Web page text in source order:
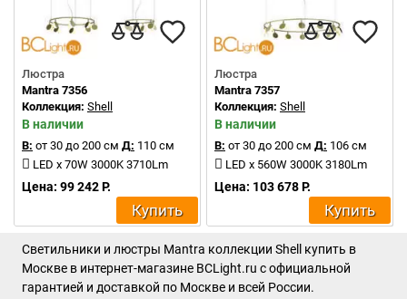
Люстра
Mantra 7356
Коллекция: Shell
В наличии
В: от 30 до 200 см Д: 110 см
LED x 70W 3000K 3710Lm
Цена: 99 242 Р.
Купить
Люстра
Mantra 7357
Коллекция: Shell
В наличии
В: от 30 до 200 см Д: 106 см
LED x 560W 3000K 3180Lm
Цена: 103 678 Р.
Купить
Светильники и люстры Mantra коллекции Shell купить в
Москве в интернет-магазине BCLight.ru с официальной
гарантией и доставкой по Москве и всей России.